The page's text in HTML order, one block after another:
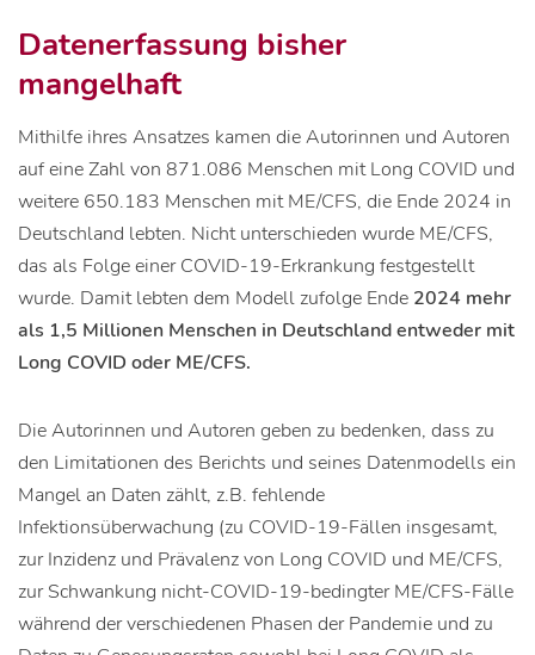
Datenerfassung bisher
mangelhaft
Mithilfe ihres Ansatzes kamen die Autorinnen und Autoren
auf eine Zahl von 871.086 Menschen mit Long COVID und
weitere 650.183 Menschen mit ME/CFS, die Ende 2024 in
Deutschland lebten. Nicht unterschieden wurde ME/CFS,
das als Folge einer COVID-19-Erkrankung festgestellt
wurde. Damit lebten dem Modell zufolge Ende 2024 mehr
als 1,5 Millionen Menschen in Deutschland entweder mit
Long COVID oder ME/CFS.
Die Autorinnen und Autoren geben zu bedenken, dass zu
den Limitationen des Berichts und seines Datenmodells ein
Mangel an Daten zählt, z.B. fehlende
Infektionsüberwachung (zu COVID-19-Fällen insgesamt,
zur Inzidenz und Prävalenz von Long COVID und ME/CFS,
zur Schwankung nicht-COVID-19-bedingter ME/CFS-Fälle
während der verschiedenen Phasen der Pandemie und zu